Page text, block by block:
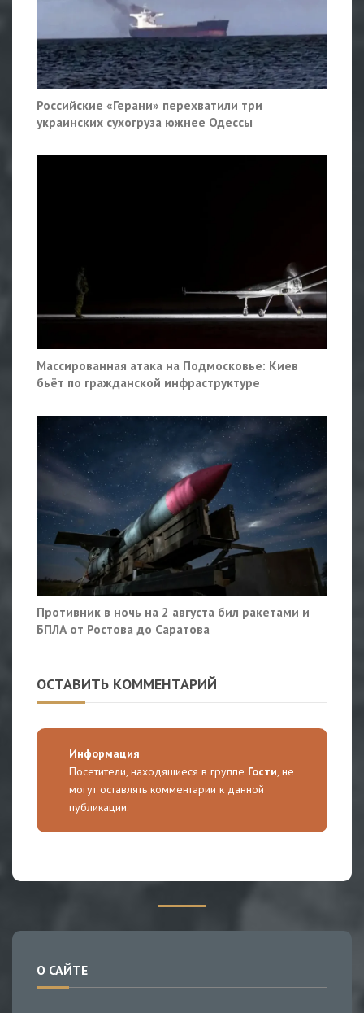
Российские «Герани» перехватили три
украинских сухогруза южнее Одессы
Массированная атака на Подмосковье: Киев
бьёт по гражданской инфраструктуре
Противник в ночь на 2 августа бил ракетами и
БПЛА от Ростова до Саратова
ОСТАВИТЬ КОММЕНТАРИЙ
Информация
Посетители, находящиеся в группе Гости, не
могут оставлять комментарии к данной
публикации.
О САЙТЕ